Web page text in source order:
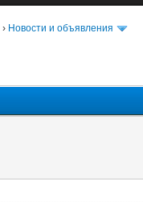
› Новости и объявления